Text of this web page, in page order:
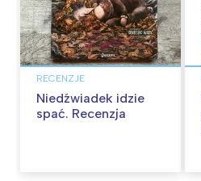
RECENZJE
Niedźwiadek idzie
spać. Recenzja